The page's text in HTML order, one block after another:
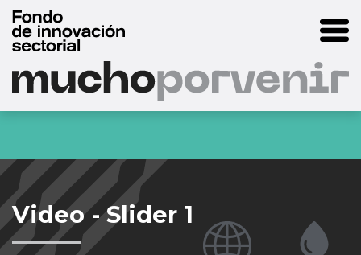
Video - Slider 1